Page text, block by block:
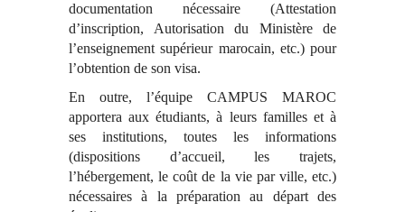
documentation nécessaire (Attestation
d’inscription, Autorisation du Ministère de
l’enseignement supérieur marocain, etc.) pour
l’obtention de son visa.
En outre, l’équipe CAMPUS MAROC
apportera aux étudiants, à leurs familles et à
ses institutions, toutes les informations
(dispositions d’accueil, les trajets,
l’hébergement, le coût de la vie par ville, etc.)
nécessaires à la préparation au départ des